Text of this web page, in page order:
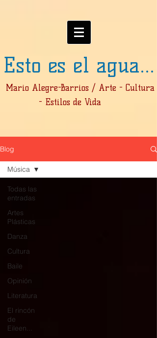
Esto es el agua...
Mario Alegre-Barrios / Arte - Cultura
- Estilos de Vida
Blog
Todas las
entradas
Artes
Plásticas
Danza
Cultura
Baile
Opinión
Literatura
El rincón
de
Eileen...
Música